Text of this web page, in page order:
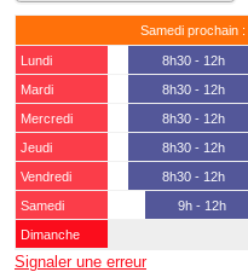
Samedi prochain :
Lundi 8h30 - 12h
Mardi
8h30 - 12h
Mercredi
8h30 - 12h
Jeudi
8h30 - 12h
Vendredi
8h30 - 12h
Samedi
9h - 12h
Dimanche
Signaler une erreur